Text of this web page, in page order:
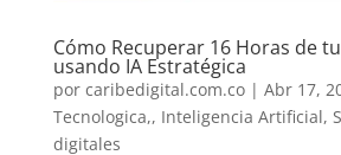
Cómo Recuperar 16 Horas de
usando IA Estratégica
por caribedigital.com.co| Abr 17,
Tecnologica,, Inteligencia Artificial,
digitales